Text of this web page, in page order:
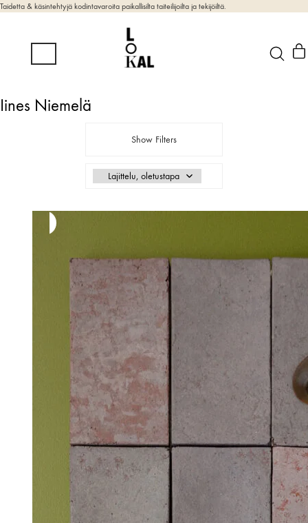
Taidetta & käsintehtyjä kodintavaroita paikallisilta taiteilijoilta ja tekijöiltä.
Iines Niemelä
Show Filters